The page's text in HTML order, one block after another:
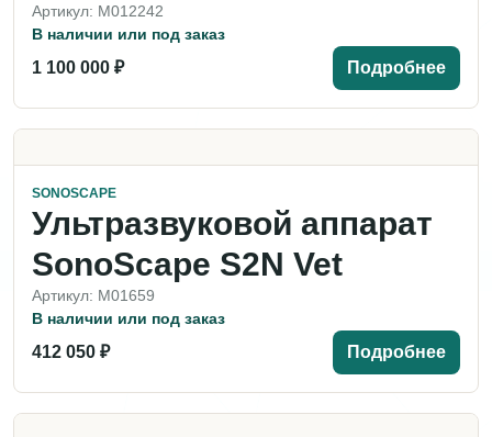
Артикул: M012242
В наличии или под заказ
1 100 000 ₽ Подробнее
SONOSCAPE
Ультразвуковой аппарат
SonoScape S2N Vet
Артикул: M01659
В наличии или под заказ
412 050 ₽ Подробнее